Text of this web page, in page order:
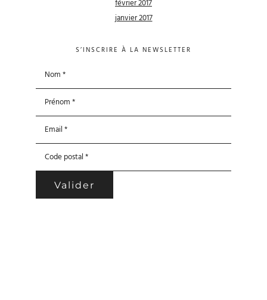
février 2017
janvier 2017
S’INSCRIRE À LA NEWSLETTER